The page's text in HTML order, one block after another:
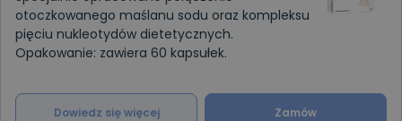
otoczkowanego maślanu sodu oraz kompleksu
pięciu nukleotydów dietetycznych.
Opakowanie: zawiera 60 kapsułek.
Dowiedz się więcej Zamów